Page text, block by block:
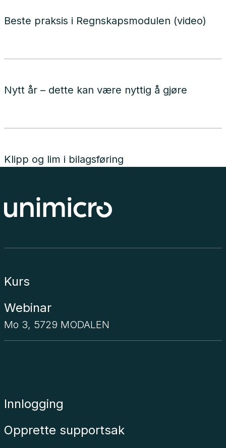
Beste praksis i Regnskapsmodulen (video)
Nytt år – dette kan være nyttig å gjøre
Klipp og lim i bilagsføring
Kurs
Webinar
Mo 3, 5729 MODALEN
Innlogging
Opprette supportsak